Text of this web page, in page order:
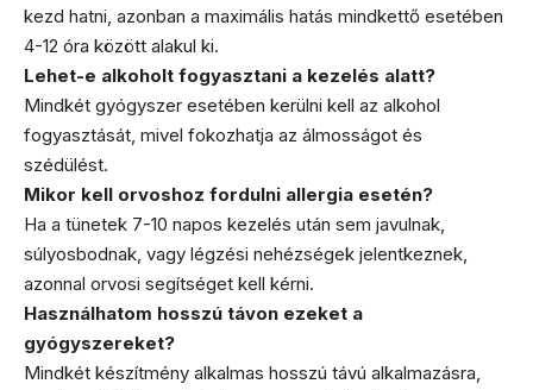
kezd hatni, azonban a maximális hatás mindkettő esetében
4-12 óra között alakul ki.
Lehet-e alkoholt fogyasztani a kezelés alatt?
Mindkét gyógyszer esetében kerülni kell az alkohol
fogyasztását, mivel fokozhatja az álmosságot és
szédülést.
Mikor kell orvoshoz fordulni allergia esetén?
Ha a tünetek 7-10 napos kezelés után sem javulnak,
súlyosbodnak, vagy légzési nehézségek jelentkeznek,
azonnal orvosi segítséget kell kérni.
Használhatom hosszú távon ezeket a
gyógyszereket?
Mindkét készítmény alkalmas hosszú távú alkalmazásra,